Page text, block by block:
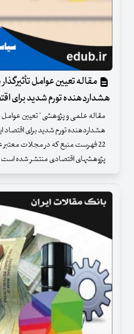
مقاله تعیین عوامل
هشداردهنده تورم شدید برای
مقاله علمی و پژوهشی " تعیین عوامل
22 فهرست منبع که در مجلات
پژوهشهای اقتصادی منتشر شده است